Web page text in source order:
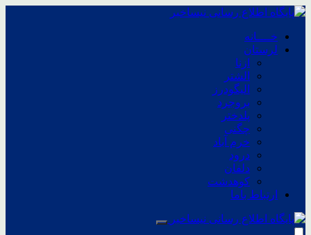
خــــانه
لرستان
ازنا
الشتر
الیگودرز
بروجرد
پلدختر
چگنی
خرم آباد
درود
دلفان
کوهدشت
ارتباط باما